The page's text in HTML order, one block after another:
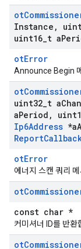
ot
Instance ,
uint16 t a
otError
Announce Begin
ot
uint32 t a
aPeriod ,
Ip6Address *a
Report
otError
에너지 스캔 쿼리
ot
const char *
커미셔너 ID를 반환
ot